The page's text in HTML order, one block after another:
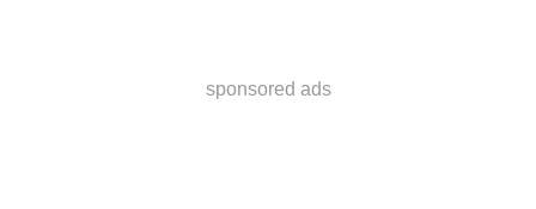
sponsored ads